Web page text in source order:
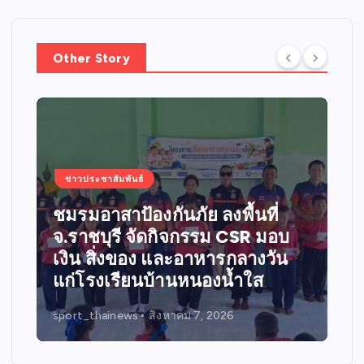
Other Story
ข่าวประชาสัมพันธ์
สะท้อนพลังแห่งศรัทธาและการ
แบ่งปัน
sport_thainews สิงหาคม 7, 2026